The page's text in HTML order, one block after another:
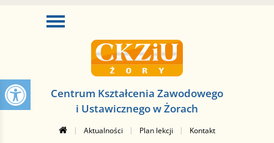
Centrum Kształcenia Zawodowego
i Ustawicznego w Żorach
| Aktualności | Plan lekcji | Kontakt